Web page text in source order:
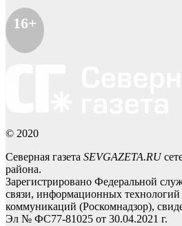
16+
© 2020
Северная газета SEVGAZETA.RU
района.
Зарегистрировано Федеральной
связи, информационных
коммуникаций (Роскомнадзор),
Эл № ФС77-81025 от 30.04.2021 г.